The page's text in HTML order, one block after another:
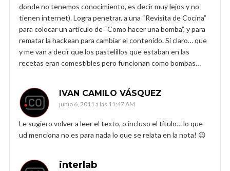
donde no tenemos conocimiento, es decir muy lejos y no
tienen internet). Logra penetrar, a una “Revisita de Cocina”
para colocar un articulo de “Como hacer una bomba”, y para
rematar la hackean para cambiar el contenido. Si claro… que
y me van a decir que los pastelillos que estaban en las
recetas eran comestibles pero funcionan como bombas…
IVAN CAMILO VÁSQUEZ
junio 6, 2011 a las 11:47 AM
Le sugiero volver a leer el texto, o incluso el título… lo que
ud menciona no es para nada lo que se relata en la nota! 😉
interlab